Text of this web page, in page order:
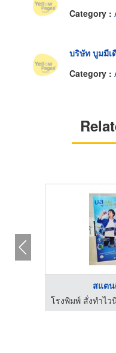
Category :
บริษัท บูมมีเ
Category :
สแตน